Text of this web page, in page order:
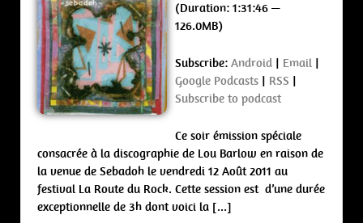
(Duration: 1:31:46 —
126.0MB)
Subscribe: Android Email
Google Podcasts
RSS
Subscribe to podcast
Ce soir émission spéciale
consacrée à la discographie de Lou Barlow en raison de
la venue de Sebadoh le vendredi 12 Août 2011 au
festival La Route du Rock. Cette session est d’une durée
exceptionnelle de 3h dont voici la […]